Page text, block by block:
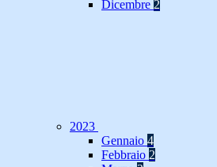
Dicembre 2
2023
Gennaio 4
Febbraio 2